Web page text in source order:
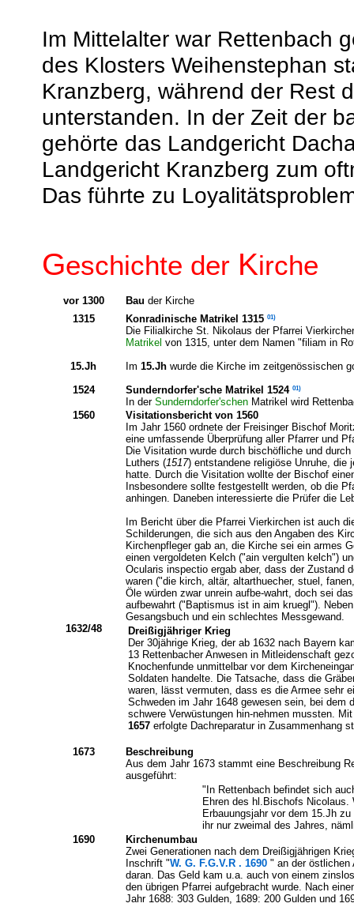
Im Mittelalter war Rettenbach
des Klosters Weihenstephan
Kranzberg, während der Rest
unterstanden. In der Zeit der
gehörte das Landgericht
Landgericht Kranzberg zum
Das führte zu
Geschichte der Kirche
vor 1300 Bau der Kirche
1315
Konradinische Matrikel 1315 01)
Die Filialkirche St. Nikolaus der Pfarrei
Matrikel von 1315, unter dem Namen "filiam in
15.Jh
Im 15.Jh wurde die Kirche im zeitgenössischen
1524
Sunderndorfer'sche Matrikel 1524 01)
In der Sunderndorfer'schenMatrikel wird
1560
Visitationsbericht von 1560
Im Jahr 1560 ordnete der Freisinger Bischof
eine umfassende Überprüfung aller Pfarrer und
Die Visitation wurde durch bischöfliche und
Luthers (1517) entstandene religiöse Unruhe, die
hatte. Durch die Visitation wollte der Bischof
Insbesondere sollte festgestellt werden, ob die
anhingen. Daneben interessierte die Prüfer die
Im Bericht über die Pfarrei Vierkirchen ist auch
Schilderungen, die sich aus den Angaben des
Kirchenpfleger gab an, die Kirche sei ein armes
einen vergoldeten Kelch ("ain vergulten kelch")
Ocularis inspectio ergab aber, dass der Zustand
waren ("die kirch, altär, altarthuecher, stuel,
Öle würden zwar unrein aufbe-wahrt, doch sei
aufbewahrt ("Baptismus ist in aim kruegl").
Gesangsbuch und ein schlechtes Messgewand.
1632/48
Dreißigjähriger Krieg
Der 30jährige Krieg, der ab 1632 nach Bayern
13 Rettenbacher Anwesen in Mitleidenschaft
Knochenfunde unmittelbar vor dem
Soldaten handelte. Die Tatsache, dass die
waren, lässt vermuten, dass es die Armee sehr
Schweden im Jahr 1648 gewesen sein, bei dem
schwere Verwüstungen hin-nehmen mussten.
1657erfolgte Dachreparatur in Zusammenhang
1673
Beschreibung
Aus dem Jahr 1673 stammt eine Beschreibung
ausgeführt:
"In Rettenbach befindet sich
Ehren des hl.Bischofs Nicolaus.
Erbauungsjahr vor dem 15.Jh
ihr nur zweimal des Jahres,
1690
Kirchenumbau
Zwei Generationen nach dem Dreißigjährigen
Inschrift "W. G. F.G.V.R . 1690 " an der östlichen
daran. Das Geld kam u.a. auch von einem
den übrigen Pfarrei aufgebracht wurde. Nach
Jahr 1688: 303 Gulden, 1689: 200 Gulden und